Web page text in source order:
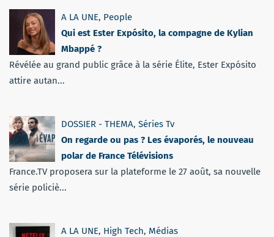
A LA UNE, People
Qui est Ester Expósito, la compagne de Kylian
Mbappé ?
Révélée au grand public grâce à la série Élite, Ester Expósito
attire autan...
DOSSIER - THEMA, Séries Tv
On regarde ou pas ? Les évaporés, le nouveau
polar de France Télévisions
France.TV proposera sur la plateforme le 27 août, sa nouvelle
série policiè...
A LA UNE, High Tech, Médias